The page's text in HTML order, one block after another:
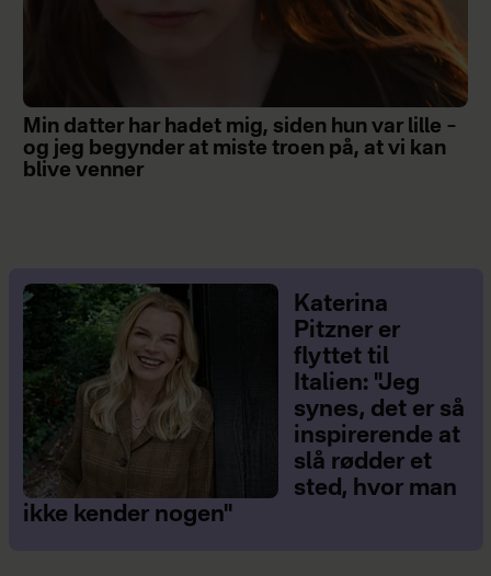
Min datter har hadet mig, siden hun var lille –
og jeg begynder at miste troen på, at vi kan
blive venner
Katerina
Pitzner er
flyttet til
Italien: "Jeg
synes, det er så
inspirerende at
slå rødder et
sted, hvor man
ikke kender nogen"